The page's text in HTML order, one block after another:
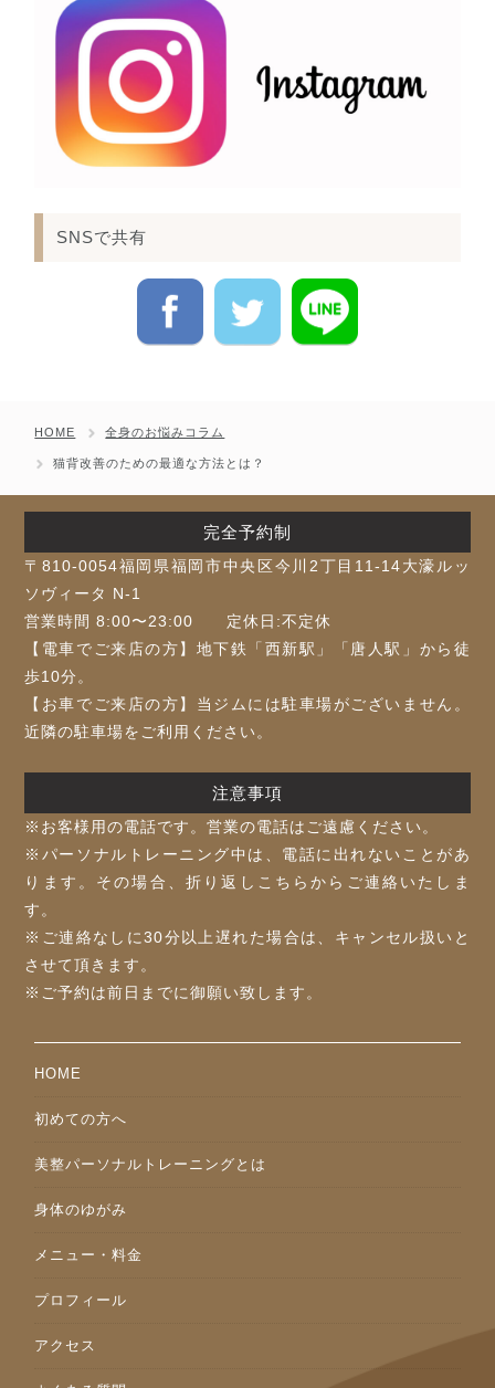
SNSで共有
HOME 全身のお悩みコラム
猫背改善のための最適な方法とは？
完全予約制
〒810-0054福岡県福岡市中央区今川2丁目11-14大濠ルッ
ソヴィータ N-1
営業時間 8:00〜23:00 定休日:不定休
【電車でご来店の方】地下鉄「⻄新駅」「唐人駅」から徒
歩10分。
【お車でご来店の方】当ジムには駐車場がございません。
近隣の駐車場をご利用ください。
注意事項
※お客様⽤の電話です。営業の電話はご遠慮ください。
※パーソナルトレーニング中は、電話に出れないことがあ
ります。その場合、折り返しこちらからご連絡いたしま
す。
※ご連絡なしに30分以上遅れた場合は、キャンセル扱いと
させて頂きます。
※ご予約は前⽇までに御願い致します。
HOME
初めての方へ
美整パーソナルトレーニングとは
身体のゆがみ
メニュー・料金
プロフィール
アクセス